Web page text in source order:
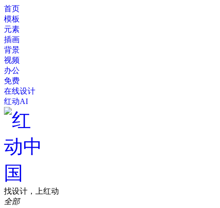
首页
模板
元素
插画
背景
视频
办公
免费
在线设计
红动AI
找设计，上红动
全部